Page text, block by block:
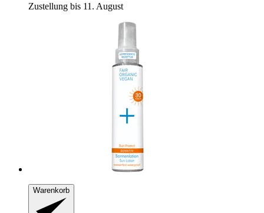
Zustellung bis 11. August
Warenkorb